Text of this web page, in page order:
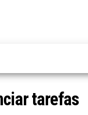
tarefas